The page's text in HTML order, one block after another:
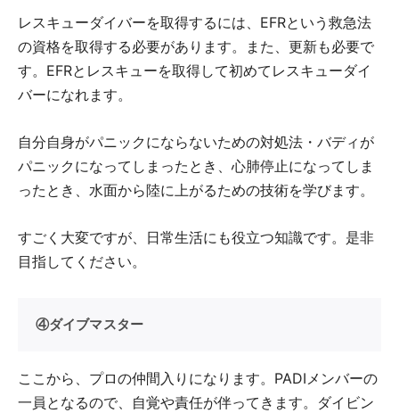
レスキューダイバーを取得するには、EFRという救急法
の資格を取得する必要があります。また、更新も必要で
す。EFRとレスキューを取得して初めてレスキューダイ
バーになれます。
自分自身がパニックにならないための対処法・バディが
パニックになってしまったとき、心肺停止になってしま
ったとき、水面から陸に上がるための技術を学びます。
すごく大変ですが、日常生活にも役立つ知識です。是非
目指してください。
④ダイブマスター
ここから、プロの仲間入りになります。PADIメンバーの
一員となるので、自覚や責任が伴ってきます。ダイビン